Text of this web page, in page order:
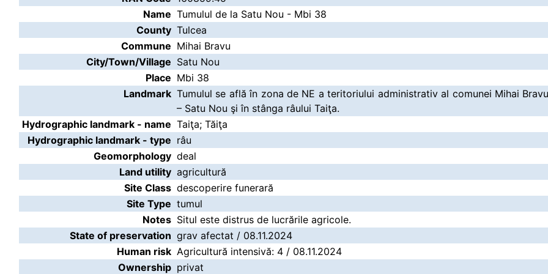
Name Tumulul de la Satu Nou - Mbi 38
County Tulcea
Commune Mihai Bravu
City/Town/Village Satu Nou
Place Mbi 38
Landmark Tumulul se află în zona de NE a teritoriului administrativ al comunei Mihai
– Satu Nou şi în stânga râului Taiţa.
Hydrographic landmark - name Taiţa; Tăiţa
Hydrographic landmark - type râu
Geomorphology deal
Land utility agricultură
Site Class descoperire funerară
Site Type tumul
Notes Situl este distrus de lucrările agricole.
State of preservation grav afectat / 08.11.2024
Human risk Agricultură intensivă: 4 / 08.11.2024
Ownership privat